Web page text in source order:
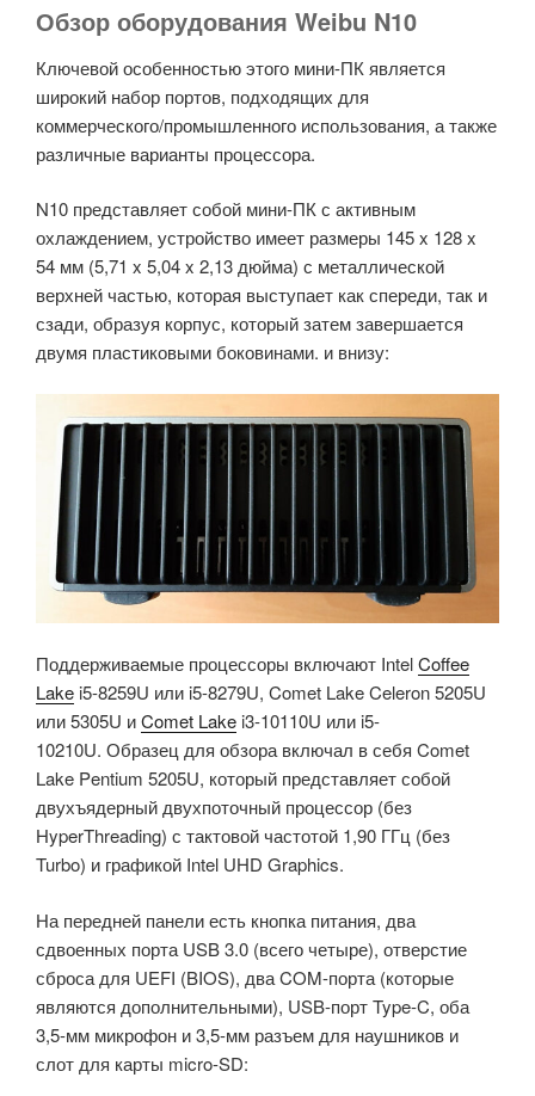
Обзор оборудования Weibu N10
Ключевой особенностью этого мини-ПК является
широкий набор портов, подходящих для
коммерческого/промышленного использования, а также
различные варианты процессора.
N10 представляет собой мини-ПК с активным
охлаждением, устройство имеет размеры 145 x 128 x
54 мм (5,71 x 5,04 x 2,13 дюйма) с металлической
верхней частью, которая выступает как спереди, так и
сзади, образуя корпус, который затем завершается
двумя пластиковыми боковинами. и внизу:
Поддерживаемые процессоры включают IntelCoffee
Lake i5-8259U или i5-8279U, Comet Lake Celeron 5205U
или 5305U иComet Lake i3-10110U или i5-
10210U. Образец для обзора включал в себя Comet
Lake Pentium 5205U, который представляет собой
двухъядерный двухпоточный процессор (без
HyperThreading) с тактовой частотой 1,90 ГГц (без
Turbo) и графикой Intel UHD Graphics.
На передней панели есть кнопка питания, два
сдвоенных порта USB 3.0 (всего четыре), отверстие
сброса для UEFI (BIOS), два COM-порта (которые
являются дополнительными), USB-порт Type-C, оба
3,5-мм микрофон и 3,5-мм разъем для наушников и
слот для карты micro-SD: